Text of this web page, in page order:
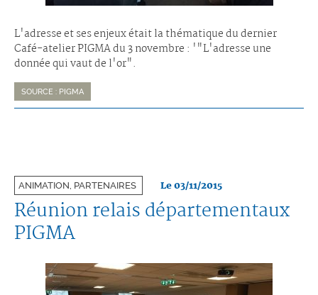
L'adresse et ses enjeux était la thématique du dernier
Café-atelier PIGMA du 3 novembre : '"L'adresse une
donnée qui vaut de l'or".
SOURCE : PIGMA
ANIMATION, PARTENAIRES Le 03/11/2015
Réunion relais départementaux
PIGMA